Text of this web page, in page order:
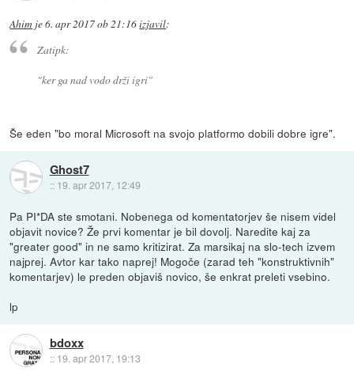
Ahim je6. apr 2017 ob 21:16izjavil:
Zatipk:
"ker ga nad vodo drži igri"
Še eden "bo moral Microsoft na svojo platformo dobili dobre igre".
Ghost7
:: 19. apr 2017, 12:49
Pa PI*DA ste smotani. Nobenega od komentatorjev še nisem videl
objavit novice? Že prvi komentar je bil dovolj. Naredite kaj za
"greater good" in ne samo kritizirat. Za marsikaj na slo-tech izvem
najprej. Avtor kar tako naprej! Mogoče (zarad teh "konstruktivnih"
komentarjev) le preden objaviš novico, še enkrat preleti vsebino.
lp
bdoxx
:: 19. apr 2017, 19:13